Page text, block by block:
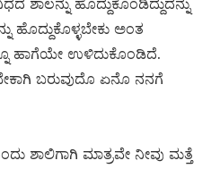
ಶಾಲನ್ನು ಹೊದ್ದುಕೊಂಡಿದ್ದುದನ್ನು
ಅಂತ
ಹಾಗೆಯೇ ಉಳಿದುಕೊಂಡಿದೆ.
ಬರುವುದೊ ಏನೊ ನನಗೆ
ಶಾಲಿಗಾಗಿ ಮಾತ್ರವೇ ನೀವು ಮತ್ತೆ